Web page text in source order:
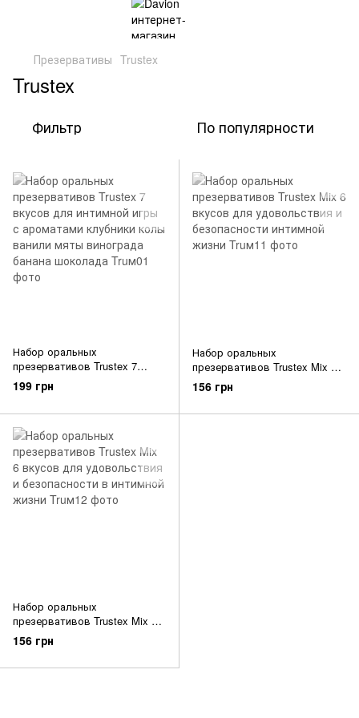
Презервативы Trustex
Trustex
Фильтр По популярности
Набор оральных
презервативов Trustex 7
вкусов для интимной игры с
ароматами клубники колы
банана шоколада
199 грн
Набор оральных
презервативов Trustex Mix 6
вкусов для удовольствия и
безопасности интимной жизни
156 грн
Набор оральных
презервативов Trustex Mix 6
вкусов для удовольствия и
безопасности в интимной
жизни
156 грн